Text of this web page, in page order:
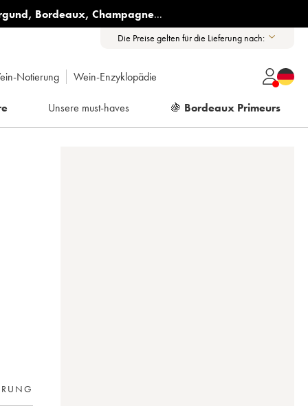
, Bordeaux, Champagne...
Die Preise gelten für die Lieferung nach:
Notierung Wein-Enzyklopädie
Unsere must-haves 🍇 Bordeaux Primeurs